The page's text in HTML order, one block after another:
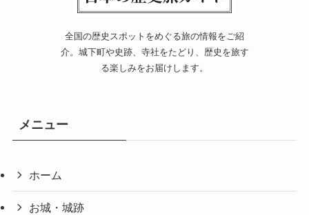
全国の歴史スポットをめぐる旅の情報をご紹
介。城下町や史跡、寺社をたどり、歴史を旅す
る楽しみをお届けします。
メニュー
ホーム
お城・城跡